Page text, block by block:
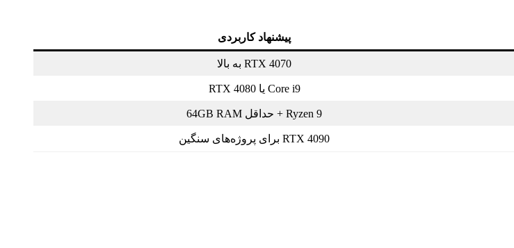
پیشنهاد کاربردی
RTX 4070 به بالا
Core i9 یا RTX 4080
Ryzen 9 + حداقل 64GB RAM
RTX 4090 برای پروژه‌های سنگین